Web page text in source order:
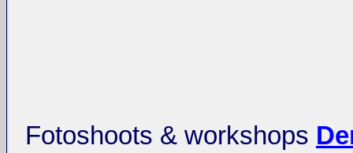
Fotoshoots & workshops